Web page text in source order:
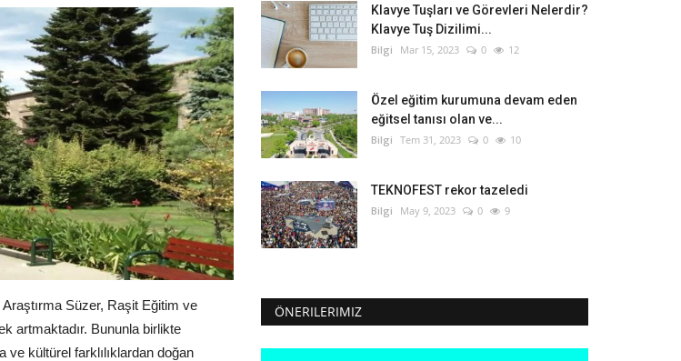
Süzer, Raşit Eğitim ve
artmaktadır. Bununla birlikte
kültürel farklılıklardan doğan
Klavye Tuşları ve Görevleri Nelerdir?
Klavye Tuş Dizilimi...
Bilgi Mar 15, 2023 0 12
Özel eğitim kurumuna devam eden
eğitsel tanısı olan ve...
Bilgi Tem 31, 2023 0 10
TEKNOFEST rekor tazeledi
Bilgi May 9, 2023 0 9
ÖNERILERIMIZ